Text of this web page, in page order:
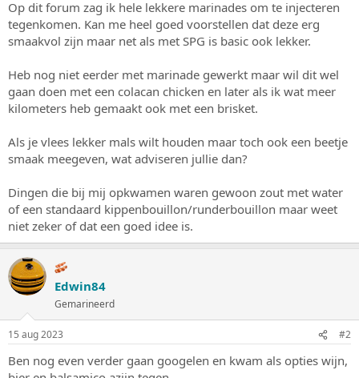
s
t
a
e
r
m
Op dit forum zag ik hele lekkere marinades om te injecteren
tegenkomen. Kan me heel goed voorstellen dat deze erg
smaakvol zijn maar net als met SPG is basic ook lekker.
Heb nog niet eerder met marinade gewerkt maar wil dit wel
gaan doen met een colacan chicken en later als ik wat meer
kilometers heb gemaakt ook met een brisket.
Als je vlees lekker mals wilt houden maar toch ook een beetje
smaak meegeven, wat adviseren jullie dan?
Dingen die bij mij opkwamen waren gewoon zout met water
of een standaard kippenbouillon/runderbouillon maar weet
niet zeker of dat een goed idee is.
Edwin84
Gemarineerd
15 aug 2023 #2
Ben nog even verder gaan googelen en kwam als opties wijn,